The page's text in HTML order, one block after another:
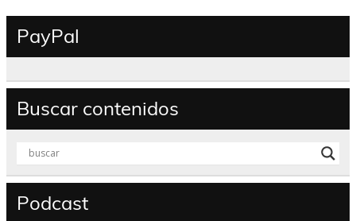
PayPal
Buscar contenidos
Podcast